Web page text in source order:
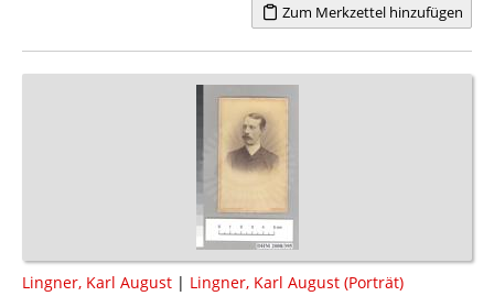
Zum Merkzettel hinzufügen
Lingner, Karl August | Lingner, Karl August (Porträt)